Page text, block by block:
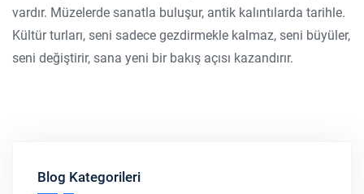
vardır. Müzelerde sanatla buluşur, antik kalıntılarda tarihle.
Kültür turları, seni sadece gezdirmekle kalmaz, seni büyüler,
seni değiştirir, sana yeni bir bakış açısı kazandırır.
Blog Kategorileri